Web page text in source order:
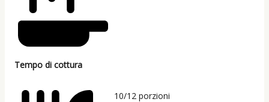
Tempo di cottura
10/12 porzioni